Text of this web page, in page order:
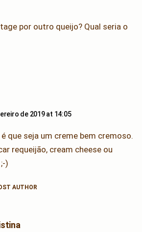
por outro queijo? Qual seria o
de 2019 at 14:05
que seja um creme bem cremoso.
requeijão, cream cheese ou
)
AUTHOR
says: